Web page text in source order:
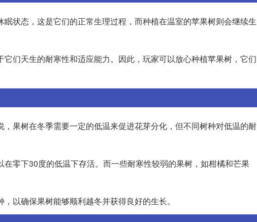
状态，这是它们的正常生理过程，而种植在温室的苹果树则会继续生
们天生的耐寒性和适应能力。因此，玩家可以放心种植苹果树，它们
果树在冬季需要一定的低温来促进花芽分化，但不同树种对低温的耐
零下30度的低温下存活。而一些耐寒性较弱的果树，如柑橘和芒果
以确保果树能够顺利越冬并获得良好的生长。